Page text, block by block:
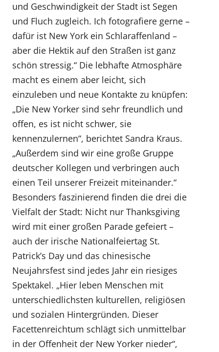
und Geschwindigkeit der Stadt ist Segen
und Fluch zugleich. Ich fotografiere gerne –
dafür ist New York ein Schlaraffenland –
aber die Hektik auf den Straßen ist ganz
schön stressig.“ Die lebhafte Atmosphäre
macht es einem aber leicht, sich
einzuleben und neue Kontakte zu knüpfen:
„Die New Yorker sind sehr freundlich und
offen, es ist nicht schwer, sie
kennenzulernen“, berichtet Sandra Kraus.
„Außerdem sind wir eine große Gruppe
deutscher Kollegen und verbringen auch
einen Teil unserer Freizeit miteinander.“
Besonders faszinierend finden die drei die
Vielfalt der Stadt: Nicht nur Thanksgiving
wird mit einer großen Parade gefeiert –
auch der irische Nationalfeiertag St.
Patrick’s Day und das chinesische
Neujahrsfest sind jedes Jahr ein riesiges
Spektakel. „Hier leben Menschen mit
unterschiedlichsten kulturellen, religiösen
und sozialen Hintergründen. Dieser
Facettenreichtum schlägt sich unmittelbar
in der Offenheit der New Yorker nieder“,